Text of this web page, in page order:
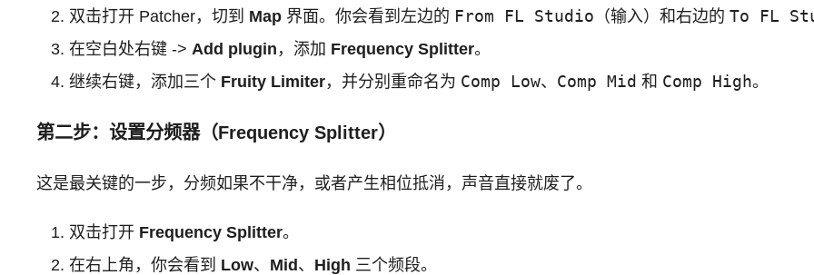
双击打开 Patcher，切到 Map 界面。你会看到左边的 From FL Studio （输入）和右边的To FL
在空白处右键 -> Add plugin ，添加 Frequency Splitter。
继续右键，添加三个 Fruity Limiter，并分别重命名为 Comp Low、 Comp Mid 和 Comp High。
第二步：设置分频器（Frequency Splitter）
这是最关键的一步，分频如果不干净，或者产生相位抵消，声音直接就废了。
双击打开 Frequency Splitter。
在右上角，你会看到 Low、 Mid、 High 三个频段。